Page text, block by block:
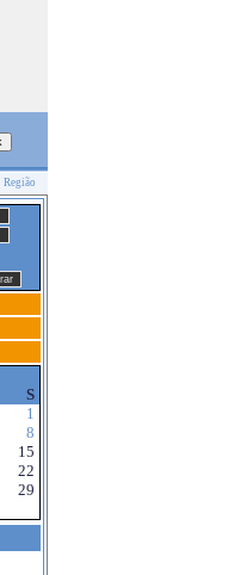
Região
S
1
8
15
22
29